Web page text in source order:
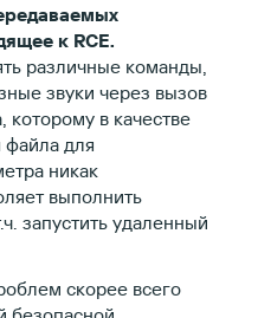
к RCE.
различные команды,
звуки через вызов
которому в качестве
файла для
никак
выполнить
запустить удаленный
скорее всего